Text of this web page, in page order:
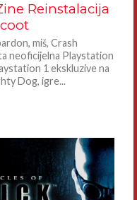
Reinstalacija
miš, Crash
neoficijelna Playstation
1 ekskluzive na
Dog, igre...